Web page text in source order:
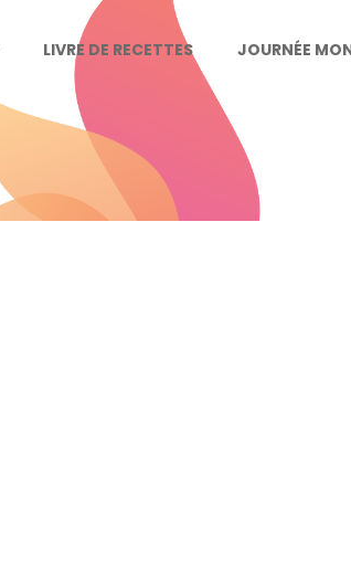
LIVRE DE RECETTES JOURNÉE